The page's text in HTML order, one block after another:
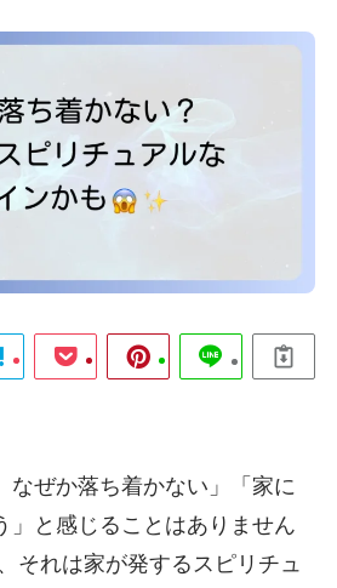
なぜか落ち着かない」「家に
」と感じることはありません
それは家が発するスピリチュ